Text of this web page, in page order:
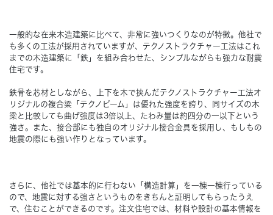
Blog 暮らしのコラム
Concept
Techno EX テクノストラクチャーEX
一般的な在来木造建築に比べて、非常に強いつくりなのが特徴。他社で
も多くの工法が採用されていますが、テクノストラクチャー工法はこれ
までの木造建築に「鉄」を組み合わせた、シンプルながらも強力な耐震
住宅です。
鉄骨を芯材としながら、上下を木で挟んだテクノストラクチャー工法オ
リジナルの複合梁「テクノビーム」は優れた強度を誇り、同サイズの木
梁と比較しても曲げ強度は3倍以上、たわみ量は約四分の一以下という
強さ。また、接合部にも独自のオリジナル接合金具を採用し、もしもの
地震の際にも強い作りとなっています。
さらに、他社では基本的に行わない「構造計算」を一棟一棟行っている
ので、地震に対する強さというものをきちんと証明してもらったうえ
で、住むことができるのです。注文住宅では、材料や設計の基本情報を